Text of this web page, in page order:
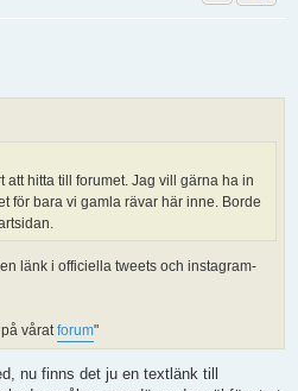
att hitta till forumet. Jag vill gärna ha in
för bara vi gamla rävar här inne. Borde
länk i officiella tweets och instagram-
våratforum"
nu finns det ju en textlänk till